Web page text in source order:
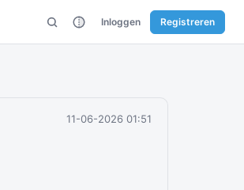
Inloggen Registreren
11-06-2026 01:51